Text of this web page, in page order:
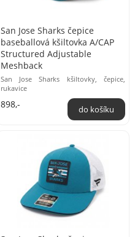
San Jose Sharks čepice
baseballová kšiltovka A/CAP
Structured Adjustable
Meshback
San Jose Sharks kšiltovky, čepice,
rukavice
898,-